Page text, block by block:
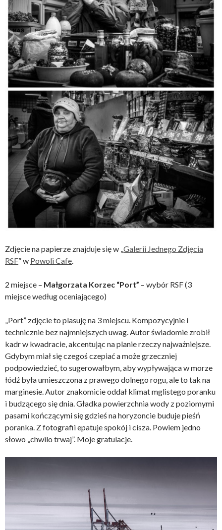
Zdjęcie na papierze znajduje się w „Galerii Jednego Zdjęcia
RSF” w Powoli Cafe.
2 miejsce – Małgorzata Korzec “Port” – wybór RSF (3
miejsce według oceniającego)
„Port” zdjęcie to plasuję na 3 miejscu. Kompozycyjnie i
technicznie bez najmniejszych uwag. Autor świadomie zrobił
kadr w kwadracie, akcentując na planie rzeczy najważniejsze.
Gdybym miał się czegoś czepiać a może grzeczniej
podpowiedzieć, to sugerowałbym, aby wypływająca w morze
łódź była umieszczona z prawego dolnego rogu, ale to tak na
marginesie. Autor znakomicie oddał klimat mglistego poranku
i budzącego się dnia. Gładka powierzchnia wody z poziomymi
pasami kończącymi się gdzieś na horyzoncie buduje pieśń
poranka. Z fotografii epatuje spokój i cisza. Powiem jedno
słowo „chwilo trwaj”. Moje gratulacje.